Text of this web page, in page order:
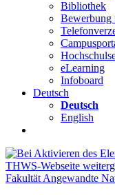
Bibliothek
Bewerbung
eLearning
Infoboard
Deutsch
Deutsch
English
Fakultät Angewandte